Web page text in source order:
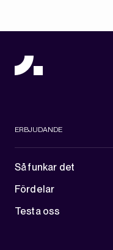
ERBJUDANDE
Så funkar det
Fördelar
Testa oss